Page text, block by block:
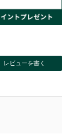
レビューを書く